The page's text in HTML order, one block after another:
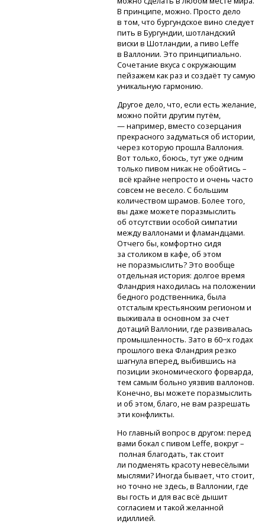
В принципе, можно. Просто дело
в том, что бургундское вино следует
пить в Бургундии, шотландский
виски в Шотландии, а пиво Leffe
в Валлонии. Это принципиально.
Сочетание вкуса с окружающим
пейзажем как раз и создаёт ту самую
уникальную гармонию.
Другое дело, что, если есть желание,
можно пойти другим путём,
— например, вместо созерцания
прекрасного задуматься об истории,
через которую прошла Валлония.
Вот только, боюсь, тут уже одним
только пивом никак не обойтись –
всё крайне непросто и очень часто
совсем не весело. С большим
количеством шрамов. Более того,
вы даже можете поразмыслить
об отсутствии особой симпатии
между валлонами и фламандцами.
Отчего бы, комфортно сидя
за столиком в кафе, об этом
не поразмыслить? Это вообще
отдельная история: долгое время
Фландрия находилась на положении
бедного родственника, была
отсталым крестьянским регионом и
выживала в основном за счет
дотаций Валлонии, где развивалась
промышленность. Зато в 60−х годах
прошлого века Фландрия резко
шагнула вперед, выбившись на
позиции экономического форварда,
тем самым больно уязвив валлонов.
Конечно, вы можете поразмыслить
и об этом, благо, не вам разрешать
эти конфликты.
Но главный вопрос в другом: перед
вами бокал с пивом Leffe, вокруг –
полная благодать, так стоит
ли подменять красоту невесёлыми
мыслями? Иногда бывает, что стоит,
но точно не здесь, в Валлонии, где
вы гость и для вас всё дышит
согласием и такой желанной
идиллией.